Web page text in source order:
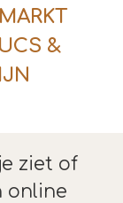
&
ziet of
online